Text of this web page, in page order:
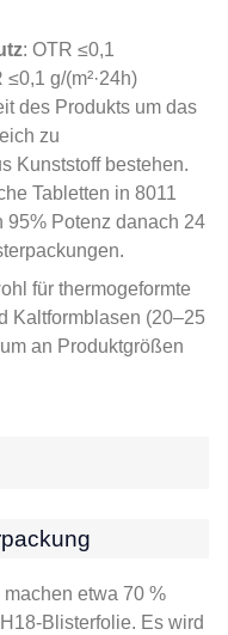
: OTR ≤0,1
≤0,1 g/(m²·24h)
des Produkts um das
zu
Kunststoff bestehen.
Tabletten in 8011
95% Potenz danach 24
für thermogeformte
Kaltformblasen (20–25
an Produktgrößen
etwa 70 %
Blisterfolie. Es wird